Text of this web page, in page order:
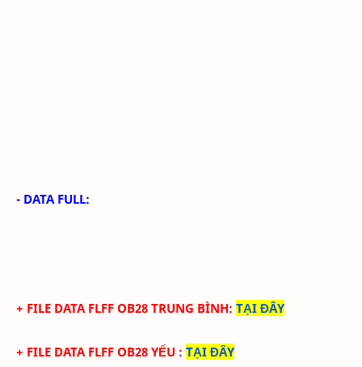
- DATA FULL:
+ FILE DATAFLFF OB28 TRUNG BÌNH: TẠI ĐÂY
+ FILE DATAFLFF OB28 YẾU : TẠI ĐÂY